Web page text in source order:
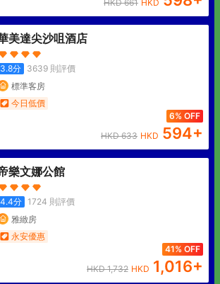
HKD661 HKD
美達尖沙咀酒店
3.8分 3639則評價
標準客房
今日低價
6% OFF
HKD633 HKD 594+
樂文娜公館
4.4分 1724 則評價
雅緻房
永安優惠
41% OFF
HKD1,732 HKD 1,016+